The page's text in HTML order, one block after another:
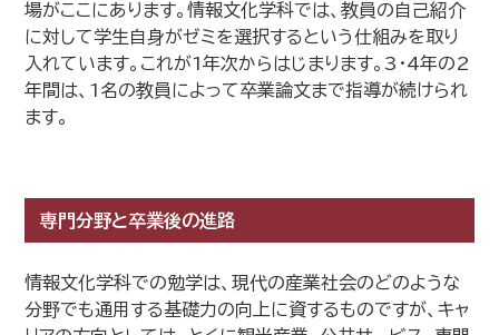
場がここにあります。情報文化学科では、教員の自己紹介
に対して学生自身がゼミを選択するという仕組みを取り
入れています。これが1年次からはじまります。3・4年の2
年間は、1名の教員によって卒業論文まで指導が続けられ
ます。
専門分野と卒業後の進路
情報文化学科での勉学は、現代の産業社会のどのような
分野でも通用する基礎力の向上に資するものですが、キャ